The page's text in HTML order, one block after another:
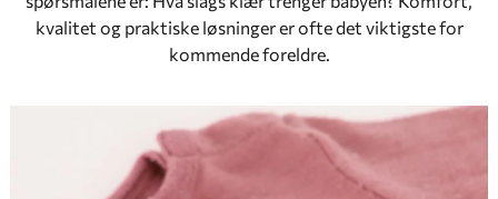
kvalitet og praktiske løsninger er ofte det viktigste for
kommende foreldre.